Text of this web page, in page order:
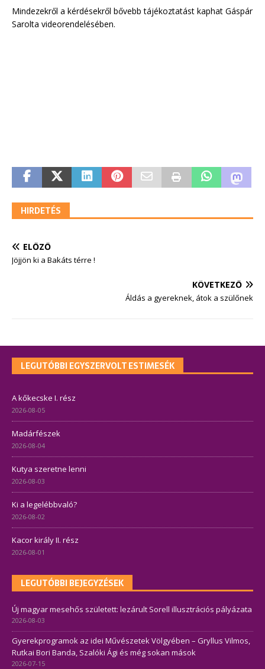
Mindezekről a kérdésekről bővebb tájékoztatást kaphat Gáspár
Sarolta videorendelésében.
HIRDETÉS
ELŐZŐ
Jöjjön ki a Bakáts térre !
KÖVETKEZŐ
Áldás a gyereknek, átok a szülőnek
LEGUTÓBBI EGYSZERVOLT ESTIMESÉK
A kőkecske I. rész
2026-08-05
Madárfészek
2026-08-04
Kutya szeretne lenni
2026-08-03
Ki a legelébbvaló?
2026-08-02
Kacor király II. rész
2026-08-01
LEGUTÓBBI BEJEGYZÉSEK
Új magyar mesehős született: lezárult Sorell illusztrációs pályázata
2026-08-03
Gyerekprogramok az idei Művészetek Völgyében – Gryllus Vilmos,
Rutkai Bori Banda, Szalóki Ági és még sokan mások
2026-07-15